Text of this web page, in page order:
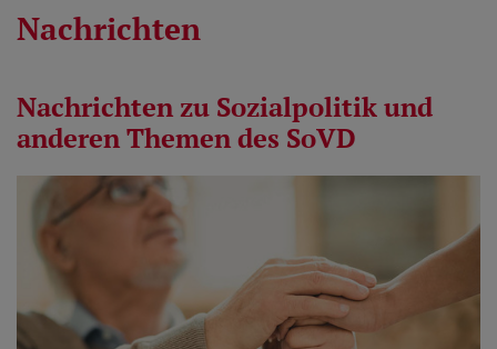
Nachrichten
Nachrichten zu Sozialpolitik und
anderen Themen des SoVD